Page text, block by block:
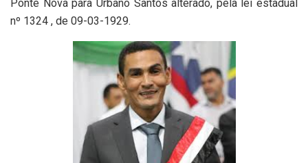
Ponte Nova para Urbano Santos alterado, pela lei estadual
nº 1324 , de 09-03-1929.